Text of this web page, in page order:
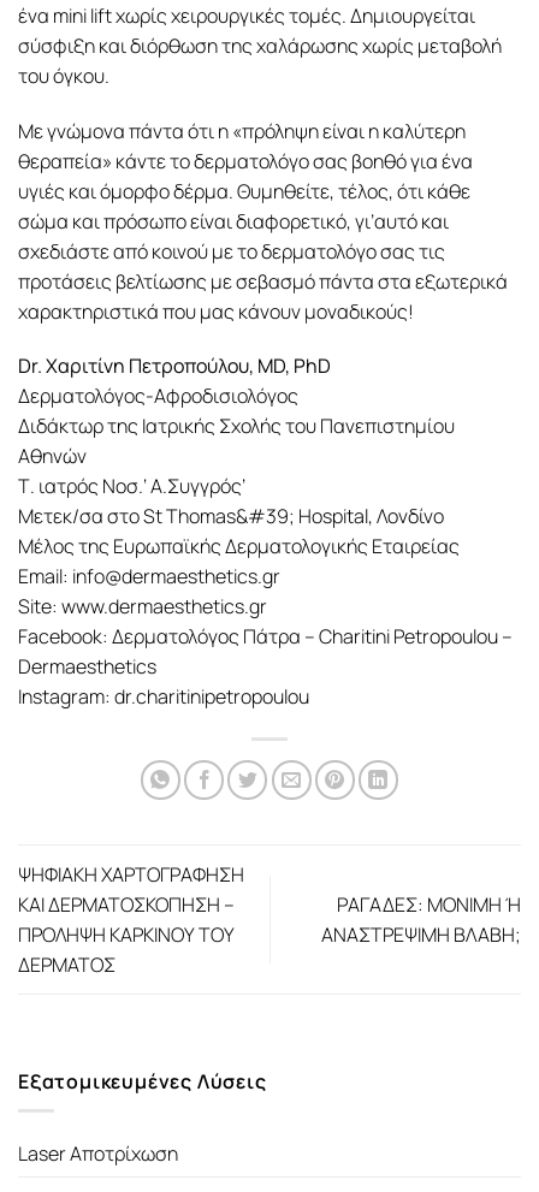
ένα mini lift χωρίς χειρουργικές τομές. Δημιουργείται
σύσφιξη και διόρθωση της χαλάρωσης χωρίς μεταβολή
του όγκου.
Με γνώμονα πάντα ότι η «πρόληψη είναι η καλύτερη
θεραπεία» κάντε το δερματολόγο σας βοηθό για ένα
υγιές και όμορφο δέρμα. Θυμηθείτε, τέλος, ότι κάθε
σώμα και πρόσωπο είναι διαφορετικό, γι’αυτό και
σχεδιάστε από κοινού με το δερματολόγο σας τις
προτάσεις βελτίωσης με σεβασμό πάντα στα εξωτερικά
χαρακτηριστικά που μας κάνουν μοναδικούς!
Dr. Χαριτίνη Πετροπούλου, MD, PhD
Δερματολόγος-Αφροδισιολόγος
Διδάκτωρ της Ιατρικής Σχολής του Πανεπιστημίου
Αθηνών
Τ. ιατρός Νοσ.‘ Α.Συγγρός’
Μετεκ/σα στο St Thomas&#39; Hospital, Λονδίνο
Μέλος της Ευρωπαϊκής Δερματολογικής Εταιρείας
Email: info@dermaesthetics.gr
Site: www.dermaesthetics.gr
Facebook: Δερματολόγος Πάτρα – Charitini Petropoulou –
Dermaesthetics
Instagram: dr.charitinipetropoulou
ΨΗΦΙΑΚΗ ΧΑΡΤΟΓΡΑΦΗΣΗ
ΚΑΙ ΔΕΡΜΑΤΟΣΚΟΠΗΣΗ –
ΠΡΟΛΗΨΗ ΚΑΡΚΙΝΟΥ ΤΟΥ
ΔΕΡΜΑΤΟΣ
ΡΑΓΑΔΕΣ: ΜΟΝΙΜΗ Ή
ΑΝΑΣΤΡΕΨΙΜΗ ΒΛΑΒΗ;
Εξατομικευμένες Λύσεις
Laser Αποτρίχωση